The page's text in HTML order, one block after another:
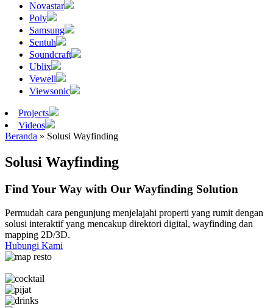
Novastar
Poly
Samsung
Sentuh
Soundcraft
Ublix
Vewell
Viewsonic
Projects
Videos
Beranda » Solusi Wayfinding
Solusi Wayfinding
Find Your Way with Our Wayfinding Solution
Permudah cara pengunjung menjelajahi properti yang rumit dengan
solusi interaktif yang mencakup direktori digital, wayfinding dan
mapping 2D/3D.
Hubungi Kami